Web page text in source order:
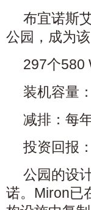
布宜诺斯
公园，成为
297个580
装机容量
减排：每
投资回报
公园的设
诺。Miron已